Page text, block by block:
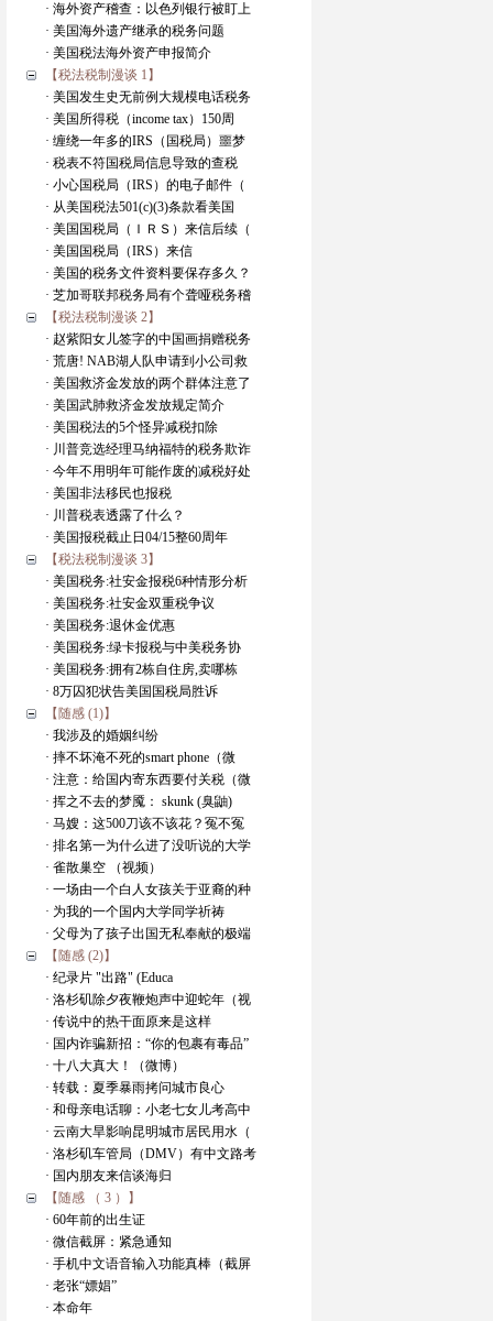
· 海外资产稽查：以色列银行被盯上
· 美国海外遗产继承的税务问题
· 美国税法海外资产申报简介
【税法税制漫谈 1】
· 美国发生史无前例大规模电话税务
· 美国所得税（income tax）150周
· 缠绕一年多的IRS（国税局）噩梦
· 税表不符国税局信息导致的查税
· 小心国税局（IRS）的电子邮件（
· 从美国税法501(c)(3)条款看美国
· 美国国税局（ＩＲＳ）来信后续（
· 美国国税局（IRS）来信
· 美国的税务文件资料要保存多久？
· 芝加哥联邦税务局有个聋哑税务稽
【税法税制漫谈 2】
· 赵紫阳女儿签字的中国画捐赠税务
· 荒唐! NAB湖人队申请到小公司救
· 美国救济金发放的两个群体注意了
· 美国武肺救济金发放规定简介
· 美国税法的5个怪异减税扣除
· 川普竞选经理马纳福特的税务欺诈
· 今年不用明年可能作废的减税好处
· 美国非法移民也报税
· 川普税表透露了什么？
· 美国报税截止日04/15整60周年
【税法税制漫谈 3】
· 美国税务:社安金报税6种情形分析
· 美国税务:社安金双重税争议
· 美国税务:退休金优惠
· 美国税务:绿卡报税与中美税务协
· 美国税务:拥有2栋自住房,卖哪栋
· 8万囚犯状告美国国税局胜诉
【随感 (1)】
· 我涉及的婚姻纠纷
· 摔不坏淹不死的smart phone（微
· 注意：给国内寄东西要付关税（微
· 挥之不去的梦魇： skunk (臭鼬)
· 马嫂：这500刀该不该花？冤不冤
· 排名第一为什么进了没听说的大学
· 雀散巢空 （视频）
· 一场由一个白人女孩关于亚裔的种
· 为我的一个国内大学同学祈祷
· 父母为了孩子出国无私奉献的极端
【随感 (2)】
· 纪录片 "出路" (Educa
· 洛杉矶除夕夜鞭炮声中迎蛇年（视
· 传说中的热干面原来是这样
· 国内诈骗新招：“你的包裹有毒品”
· 十八大真大！（微博）
· 转载：夏季暴雨拷问城市良心
· 和母亲电话聊：小老七女儿考高中
· 云南大旱影响昆明城市居民用水（
· 洛杉矶车管局（DMV）有中文路考
· 国内朋友来信谈海归
【随感 （ 3 ）】
· 60年前的出生证
· 微信截屏：紧急通知
· 手机中文语音输入功能真棒（截屏
· 老张“嫖娼”
· 本命年